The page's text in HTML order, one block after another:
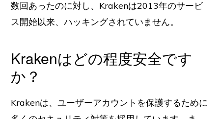
数回あったのに対し、Krakenは2013年のサービ
ス開始以来、ハッキングされていません。
Krakenはどの程度安全です
か？
Krakenは、ユーザーアカウントを保護するために